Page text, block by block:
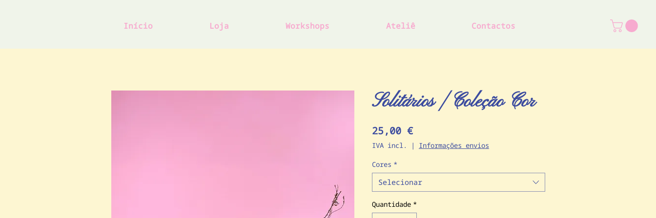
Início Loja Workshops Ateliê Contactos
Solitários | Coleção Cor
25,00 €Preço
IVA incl. | Informações envios
Cores *
Selecionar
Quantidade *